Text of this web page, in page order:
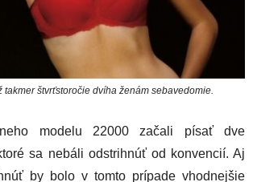
takmer štvrťstoročie dvíha ženám sebavedomie.
modelu 22000 začali písať dve
sa nebáli odstrihnúť od konvencií. Aj
by bolo v tomto prípade vhodnejšie